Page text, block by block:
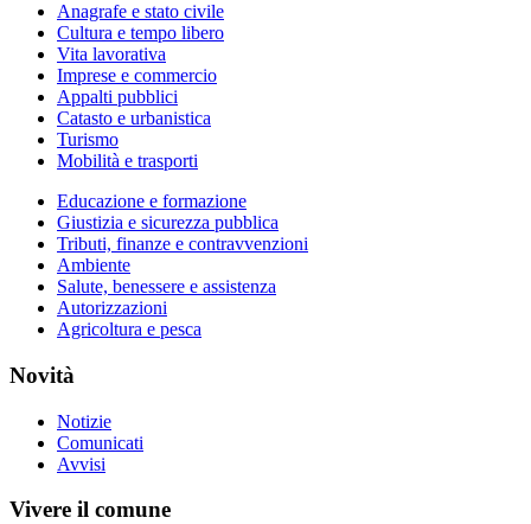
Anagrafe e stato civile
Cultura e tempo libero
Vita lavorativa
Imprese e commercio
Appalti pubblici
Catasto e urbanistica
Turismo
Mobilità e trasporti
Educazione e formazione
Giustizia e sicurezza pubblica
Tributi, finanze e contravvenzioni
Ambiente
Salute, benessere e assistenza
Autorizzazioni
Agricoltura e pesca
Novità
Notizie
Comunicati
Avvisi
Vivere il comune